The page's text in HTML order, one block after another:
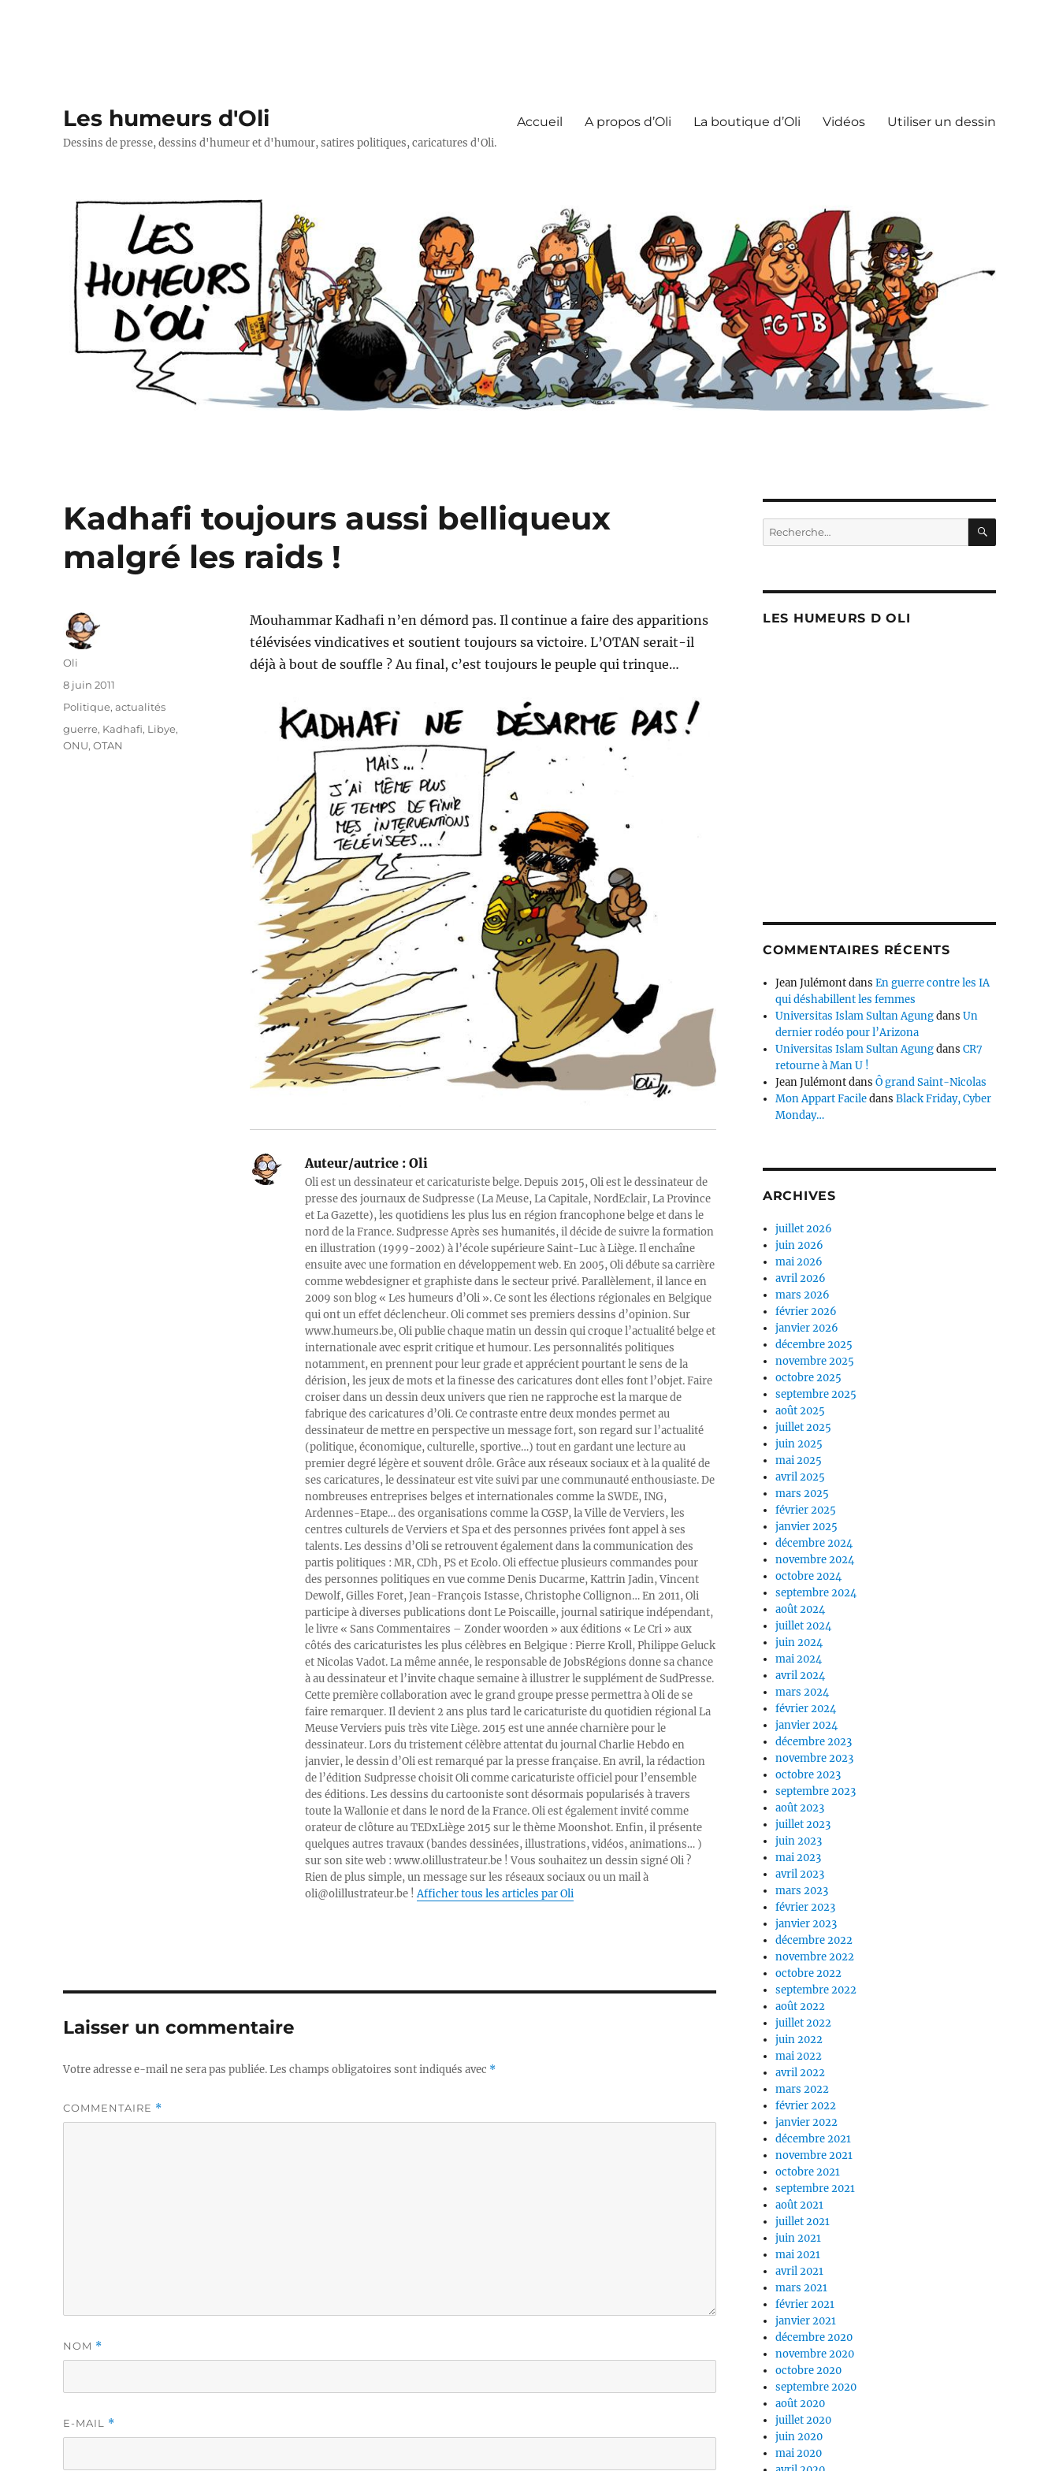
Les humeurs d'Oli
Dessins de presse, dessins d'humeur et d'humour, satires politiques, caricatures d'Oli.
Accueil A propos d’Oli La boutique d’Oli Vidéos Utiliser un dessin
Kadhafi toujours aussi belliqueux
malgré les raids !
Mouhammar Kadhafi n’en démord pas. Il continue a faire des apparitions
télévisées vindicatives et soutient toujours sa victoire. L’OTAN serait-il
déjà à bout de souffle ? Au final, c’est toujours le peuple qui trinque…
Auteur/autrice :Oli
Oli est un dessinateur et caricaturiste belge. Depuis 2015, Oli est le dessinateur de
presse des journaux de Sudpresse (La Meuse, La Capitale, NordEclair, La Province
et La Gazette), les quotidiens les plus lus en région francophone belge et dans le
nord de la France. Sudpresse Après ses humanités, il décide de suivre la formation
en illustration (1999-2002) à l’école supérieure Saint-Luc à Liège. Il enchaîne
ensuite avec une formation en développement web. En 2005, Oli débute sa carrière
comme webdesigner et graphiste dans le secteur privé. Parallèlement, il lance en
2009 son blog « Les humeurs d’Oli ». Ce sont les élections régionales en Belgique
qui ont un effet déclencheur. Oli commet ses premiers dessins d’opinion. Sur
www.humeurs.be, Oli publie chaque matin un dessin qui croque l’actualité belge et
internationale avec esprit critique et humour. Les personnalités politiques
notamment, en prennent pour leur grade et apprécient pourtant le sens de la
dérision, les jeux de mots et la finesse des caricatures dont elles font l’objet. Faire
croiser dans un dessin deux univers que rien ne rapproche est la marque de
fabrique des caricatures d’Oli. Ce contraste entre deux mondes permet au
dessinateur de mettre en perspective un message fort, son regard sur l’actualité
(politique, économique, culturelle, sportive…) tout en gardant une lecture au
premier degré légère et souvent drôle. Grâce aux réseaux sociaux et à la qualité de
ses caricatures, le dessinateur est vite suivi par une communauté enthousiaste. De
nombreuses entreprises belges et internationales comme la SWDE, ING,
Ardennes-Etape… des organisations comme la CGSP, la Ville de Verviers, les
centres culturels de Verviers et Spa et des personnes privées font appel à ses
talents. Les dessins d’Oli se retrouvent également dans la communication des
partis politiques : MR, CDh, PS et Ecolo. Oli effectue plusieurs commandes pour
des personnes politiques en vue comme Denis Ducarme, Kattrin Jadin, Vincent
Dewolf, Gilles Foret, Jean-François Istasse, Christophe Collignon… En 2011, Oli
participe à diverses publications dont Le Poiscaille, journal satirique indépendant,
le livre « Sans Commentaires – Zonder woorden » aux éditions « Le Cri » aux
côtés des caricaturistes les plus célèbres en Belgique : Pierre Kroll, Philippe Geluck
et Nicolas Vadot. La même année, le responsable de JobsRégions donne sa chance
à au dessinateur et l’invite chaque semaine à illustrer le supplément de SudPresse.
Cette première collaboration avec le grand groupe presse permettra à Oli de se
faire remarquer. Il devient 2 ans plus tard le caricaturiste du quotidien régional La
Meuse Verviers puis très vite Liège. 2015 est une année charnière pour le
dessinateur. Lors du tristement célèbre attentat du journal Charlie Hebdo en
janvier, le dessin d’Oli est remarqué par la presse française. En avril, la rédaction
de l’édition Sudpresse choisit Oli comme caricaturiste officiel pour l’ensemble
des éditions. Les dessins du cartooniste sont désormais popularisés à travers
toute la Wallonie et dans le nord de la France. Oli est également invité comme
orateur de clôture au TEDxLiège 2015 sur le thème Moonshot. Enfin, il présente
quelques autres travaux (bandes dessinées, illustrations, vidéos, animations… )
sur son site web : www.olillustrateur.be ! Vous souhaitez un dessin signé Oli ?
Rien de plus simple, un message sur les réseaux sociaux ou un mail à
oli@olillustrateur.be !Afficher tous les articles par Oli
Auteur
Oli
Publié
8 juin 2011
Catégories
Politique, actualités
Étiquettes
guerre, Kadhafi, Libye,
ONU,OTAN
Laisser un commentaire
Votre adresse e-mail ne sera pas publiée.Les champs obligatoires sont indiqués avec *
COMMENTAIRE *
NOM *
E-MAIL *
Recherche
pour :
LES HUMEURS D OLI
COMMENTAIRES RÉCENTS
Jean JulémontdansEn guerre contre les IA
qui déshabillent les femmes
Universitas Islam Sultan AgungdansUn
dernier rodéo pour l’Arizona
Universitas Islam Sultan AgungdansCR7
retourne à Man U !
Jean JulémontdansÔ grand Saint-Nicolas
Mon Appart FaciledansBlack Friday, Cyber
Monday…
ARCHIVES
juillet 2026
juin 2026
mai 2026
avril 2026
mars 2026
février 2026
janvier 2026
décembre 2025
novembre 2025
octobre 2025
septembre 2025
août 2025
juillet 2025
juin 2025
mai 2025
avril 2025
mars 2025
février 2025
janvier 2025
décembre 2024
novembre 2024
octobre 2024
septembre 2024
août 2024
juillet 2024
juin 2024
mai 2024
avril 2024
mars 2024
février 2024
janvier 2024
décembre 2023
novembre 2023
octobre 2023
septembre 2023
août 2023
juillet 2023
juin 2023
mai 2023
avril 2023
mars 2023
février 2023
janvier 2023
décembre 2022
novembre 2022
octobre 2022
septembre 2022
août 2022
juillet 2022
juin 2022
mai 2022
avril 2022
mars 2022
février 2022
janvier 2022
décembre 2021
novembre 2021
octobre 2021
septembre 2021
août 2021
juillet 2021
juin 2021
mai 2021
avril 2021
mars 2021
février 2021
janvier 2021
décembre 2020
novembre 2020
octobre 2020
septembre 2020
août 2020
juillet 2020
juin 2020
mai 2020